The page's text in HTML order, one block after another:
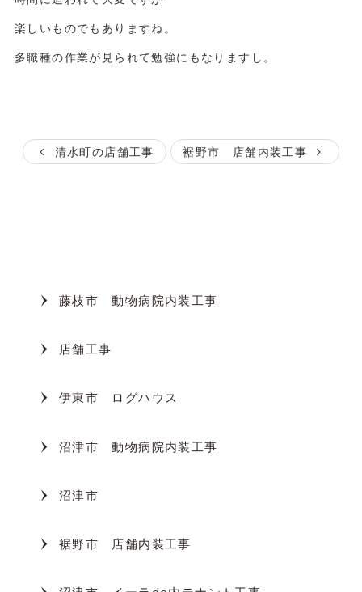
楽しいものでもありますね。
多職種の作業が見られて勉強にもなりますし。
清水町の店舗工事 裾野市 店舗内装工事
藤枝市 動物病院内装工事
店舗工事
伊東市 ログハウス
沼津市 動物病院内装工事
沼津市
裾野市 店舗内装工事